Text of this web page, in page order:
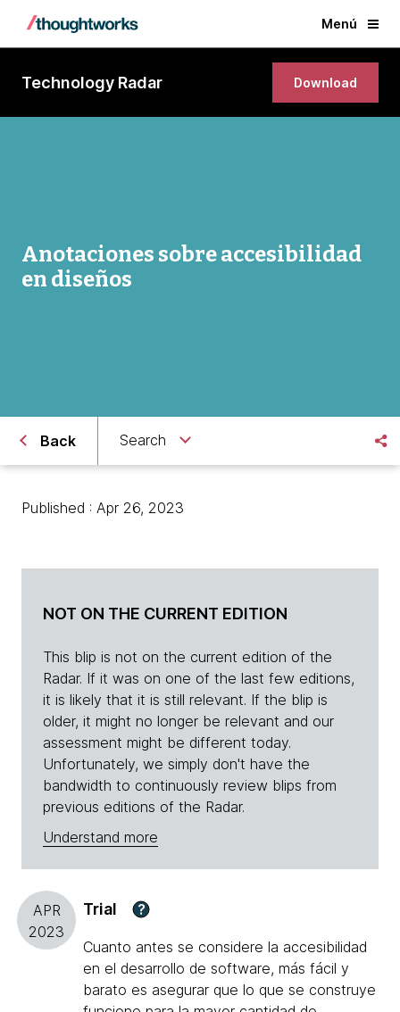
Menú
Technology Radar Download
Anotaciones sobre accesibilidad
en diseños
Back Search
Published : Apr 26, 2023
NOT ON THE CURRENT EDITION
This blip is not on the current edition of the
Radar. If it was on one of the last few editions,
it is likely that it is still relevant. If the blip is
older, it might no longer be relevant and our
assessment might be different today.
Unfortunately, we simply don't have the
bandwidth to continuously review blips from
previous editions of the Radar.
Understand more
APR
2023
Trial ?
Cuanto antes se considere la accesibilidad
en el desarrollo de software, más fácil y
barato es asegurar que lo que se construye